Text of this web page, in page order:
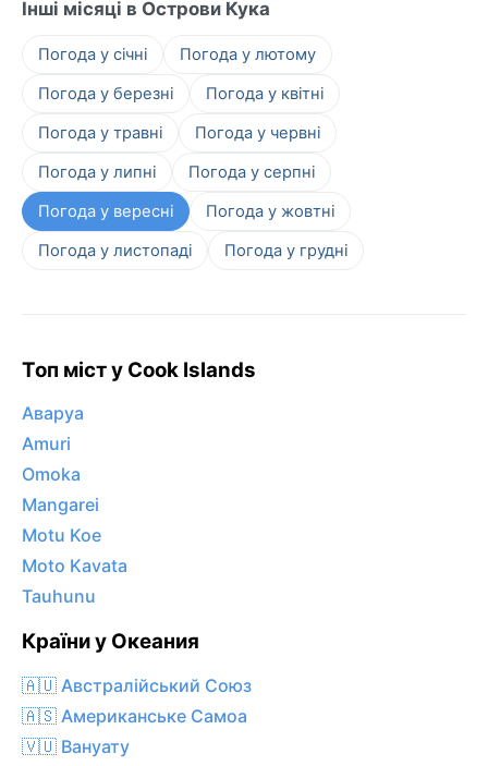
Інші місяці в Острови Кука
Погода у січні
Погода у лютому
Погода у березні
Погода у квітні
Погода у травні
Погода у червні
Погода у липні
Погода у серпні
Погода у вересні
Погода у жовтні
Погода у листопаді
Погода у грудні
Топ міст у Cook Islands
Аваруа
Amuri
Omoka
Mangarei
Motu Koe
Moto Kavata
Tauhunu
Країни у Океания
🇦🇺 Австралійський Союз
🇦🇸 Американське Самоа
🇻🇺 Вануату